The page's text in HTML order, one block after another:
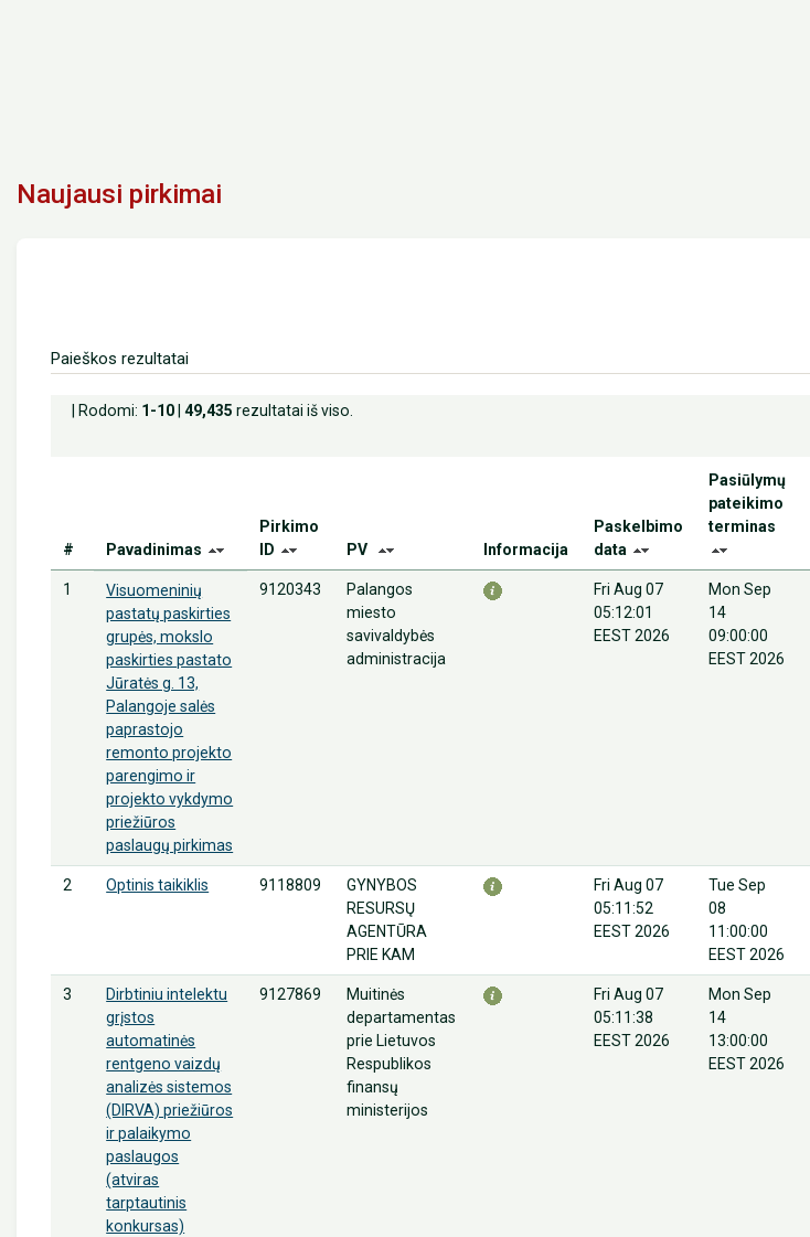
Naujausi pirkimai
Paieškos rezultatai
| Rodomi: 1-10 49,435 rezultatai iš viso.
# Pavadinimas
Pirkimo
ID
PV Informacija
Paskelbimo
data
Pasiūlymų
pateikimo
terminas
1
Visuomeninių
pastatų paskirties
grupės, mokslo
paskirties pastato
Jūratės g. 13,
Palangoje salės
paprastojo
remonto projekto
parengimo ir
projekto vykdymo
priežiūros
paslaugų pirkimas
9120343
Palangos
miesto
savivaldybės
administracija
Fri Aug 07
05:12:01
EEST 2026
Mon Sep
14
09:00:00
EEST 2026
2 Optinis taikiklis 9118809
GYNYBOS
RESURSŲ
AGENTŪRA
PRIE KAM
Fri Aug 07
05:11:52
EEST 2026
Tue Sep
08
11:00:00
EEST 2026
3
Dirbtiniu intelektu
grįstos
automatinės
rentgeno vaizdų
analizės sistemos
(DIRVA) priežiūros
ir palaikymo
paslaugos
(atviras
tarptautinis
konkursas)
9127869
Muitinės
departamentas
prie Lietuvos
Respublikos
finansų
ministerijos
Fri Aug 07
05:11:38
EEST 2026
Mon Sep
14
13:00:00
EEST 2026